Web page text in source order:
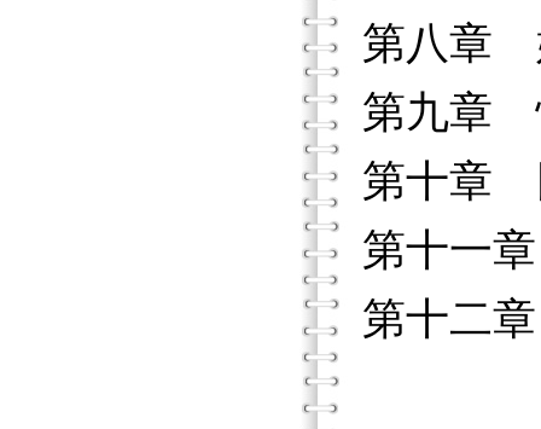
第八章
第九章
第十章
第十一
第十二